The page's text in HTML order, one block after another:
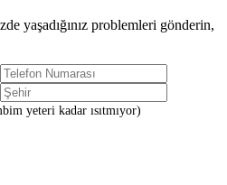
yaşadığınız problemleri gönderin,
yeteri kadar ısıtmıyor)